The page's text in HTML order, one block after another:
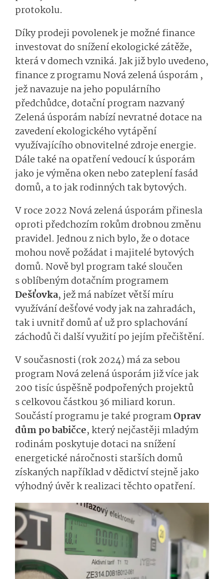
protokolu.
Díky prodeji povolenek je možné finance
investovat do snížení ekologické zátěže,
která v domech vzniká. Jak již bylo uvedeno,
finance z programu Nová zelená úsporám ,
jež navazuje na jeho populárního
předchůdce, dotační program nazvaný
Zelená úsporám nabízí nevratné dotace na
zavedení ekologického vytápění
využívajícího obnovitelné zdroje energie.
Dále také na opatření vedoucí k úsporám
jako je výměna oken nebo zateplení fasád
domů, a to jak rodinných tak bytových.
V roce 2022 Nová zelená úsporám přinesla
oproti předchozím rokům drobnou změnu
pravidel. Jednou z nich bylo, že o dotace
mohou nově požádat i majitelé bytových
domů. Nově byl program také sloučen
s oblíbeným dotačním programem
Dešťovka, jež má nabízet větší míru
využívání dešťové vody jak na zahradách,
tak i uvnitř domů ať už pro splachování
záchodů či další využití po jejím přečištění.
V současnosti (rok 2024) má za sebou
program Nová zelená úsporám již více jak
200 tisíc úspěšně podpořených projektů
s celkovou částkou 36 miliard korun.
Součástí programu je také programOprav
dům po babičce, který nejčastěji mladým
rodinám poskytuje dotaci na snížení
energetické náročnosti starších domů
získaných například v dědictví stejně jako
výhodný úvěr k realizaci těchto opatření.